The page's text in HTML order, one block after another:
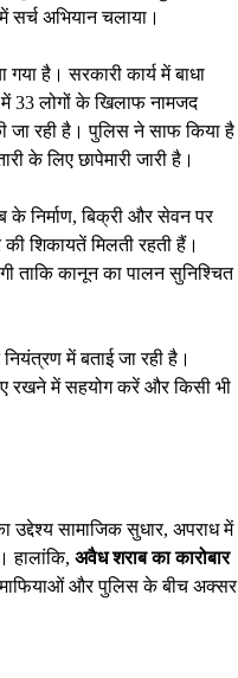
सर्च अभियान चलाया।
है। सरकारी कार्य में बाधा
33 लोगों के खिलाफ नामजद
जा रही है। पुलिस ने साफ किया है
के लिए छापेमारी जारी है।
निर्माण, बिक्री और सेवन पर
शिकायतें मिलती रहती हैं।
ताकि कानून का पालन सुनिश्चित
में बताई जा रही है।
रखने में सहयोग करें और किसी भी
उद्देश्य सामाजिक सुधार, अपराध में
हालांकि, अवैध शराब का कारोबार
माफियाओं और पुलिस के बीच अक्सर